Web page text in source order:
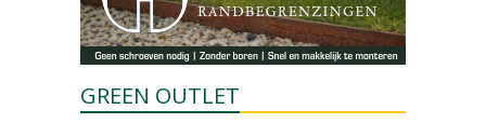
GREEN OUTLET